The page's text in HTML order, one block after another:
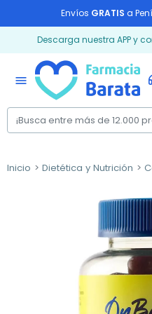
Envíos GRATIS a
Descarga nuestra APP y
menu
Inicio Dietética y Nutrición